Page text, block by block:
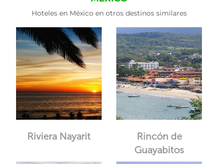
Hoteles en México en otros destinos similares
Riviera Nayarit
Rincón de
Guayabitos